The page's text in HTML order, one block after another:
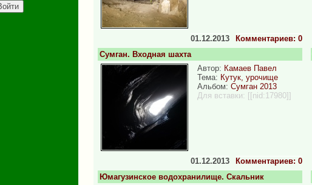
Комментариев: 0
01.12.2013
Сумган. Входная шахта
Автор: Камаев Павел
Тема: Кутук, урочище
Альбом: Сумган 2013
Для вставки: [[nid:17980]]
Комментариев: 0
01.12.2013
Юмагузинское водохранилище. Скальник